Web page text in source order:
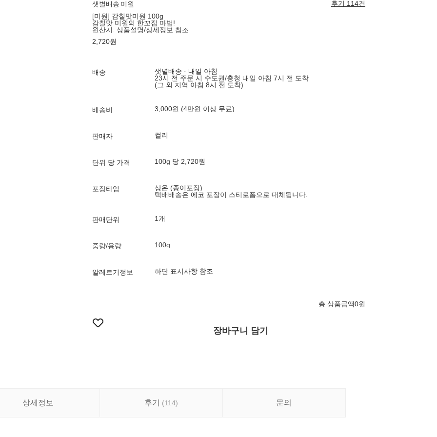
샛별배송 미원
후기 114건
[미원] 감칠맛미원 100g
감칠맛 미원의 한꼬집 마법!
원산지: 상품설명/상세정보 참조
2,720원
배송
샛별배송 · 내일 아침
23시 전 주문 시 수도권/충청 내일 아침 7시 전 도착
(그 외 지역 아침 8시 전 도착)
배송비 3,000원 (4만원 이상 무료)
판매자 컬리
단위 당 가격 100g 당 2,720원
포장타입
상온 (종이포장)
택배배송은 에코 포장이 스티로폼으로 대체됩니다.
판매단위 1개
중량/용량 100g
알레르기정보
총 상품금액0원
장바구니 담기
상세정보 후기 (114) 문의